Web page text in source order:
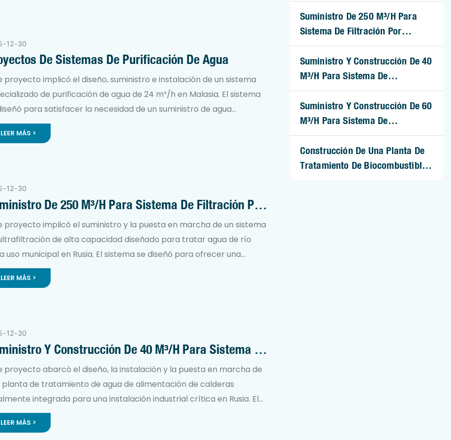
De Sistemas De Purificación De Agua
proyecto implicó el diseño, suministro e instalación de un sistema
de purificación de agua de 24 m³/h en Malasia. El sistema
para satisfacer la necesidad de un suministro de agua
y seguro, especialmente en situaciones donde la
tradicional era insuficiente o requería una ampliación
calidad, cumpliendo con las estrictas normas locales e
de seguridad hídrica.
12 30
LEER MÁS >
De 250 M³/h Para Sistema De Filtración Por
De Río
proyecto implicó el suministro y la puesta en marcha de un sistema
de alta capacidad diseñado para tratar agua de río
uso municipal en Rusia. El sistema se diseñó para ofrecer una
fiable y de alta calidad en condiciones operativas exigentes,
así las necesidades críticas de rapidez de implementación
12 30
LEER MÁS >
Y Construcción De 40 M³/h Para Sistema De
De Agua De Caldera
proyecto abarcó el diseño, la instalación y la puesta en marcha de
planta de tratamiento de agua de alimentación de calderas
integrada para una instalación industrial crítica en Rusia. El
garantiza un suministro continuo de agua descalcificada de alta
esencial para mantener la eficiencia operativa y la seguridad de
12 30
LEER MÁS >
Suministro De 250 M³/h Para
Sistema De Filtración Por
Ultrafiltración De Río
Suministro Y Construcción De 40
M³/h Para Sistema De
Ablandamiento De Agua De
Caldera
Suministro Y Construcción De 60
M³/h Para Sistema De
Ablandamiento De Agua De
Caldera
Construcción De Una Planta De
Tratamiento De Biocombustibles